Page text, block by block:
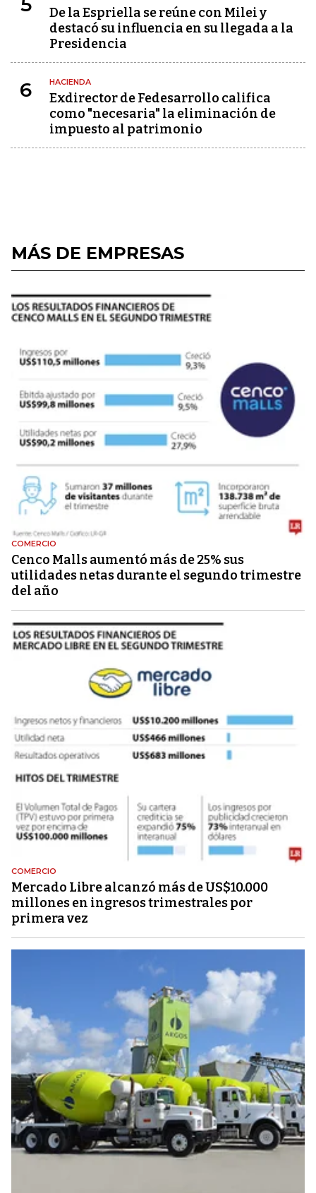
De la Espriella se reúne con Milei y
destacó su influencia en su llegada a la
Presidencia
6 HACIENDA
Exdirector de Fedesarrollo califica
como "necesaria" la eliminación de
impuesto al patrimonio
MÁS DE EMPRESAS
COMERCIO
Cenco Malls aumentó más de 25% sus
utilidades netas durante el segundo trimestre
del año
COMERCIO
Mercado Libre alcanzó más de US$10.000
millones en ingresos trimestrales por
primera vez